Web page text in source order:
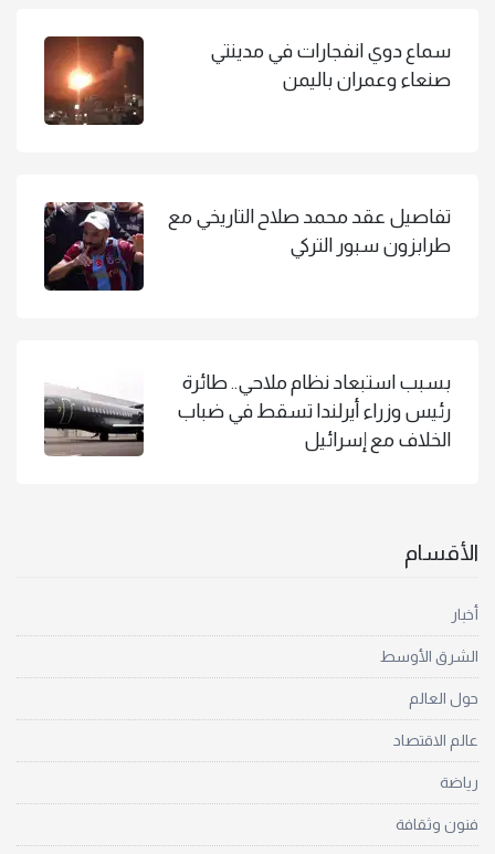
سماع دوي انفجارات في مدينتي
صنعاء وعمران باليمن
تفاصيل عقد محمد صلاح التاريخي مع
طرابزون سبور التركي
بسبب استبعاد نظام ملاحي.. طائرة
رئيس وزراء أيرلندا تسقط في ضباب
الخلاف مع إسرائيل
الأقسام
أخبار
الشرق الأوسط
حول العالم
عالم الاقتصاد
رياضة
فنون وثقافة